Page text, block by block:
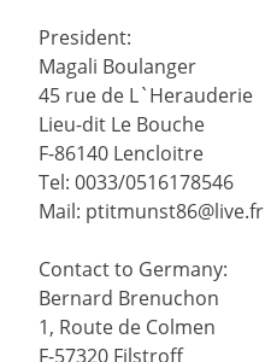
President:
Magali Boulanger
45 rue de L`Herauderie
Lieu-dit Le Bouche
F-86140 Lencloitre
Tel: 0033/0516178546
Mail: ptitmunst86@live.fr
Contact to Germany:
Bernard Brenuchon
1, Route de Colmen
F-57320 Filstroff